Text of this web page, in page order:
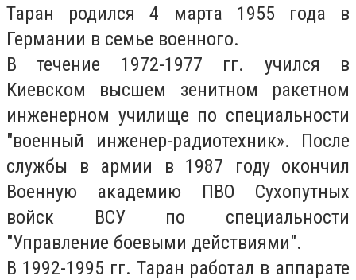
Таран родился 4 марта 1955 года в
Германии в семье военного.
В течение 1972-1977 гг. учился в
Киевском высшем зенитном ракетном
инженерном училище по специальности
"военный инженер-радиотехник». После
службы в армии в 1987 году окончил
Военную академию ПВО Сухопутных
войск ВСУ по специальности
"Управление боевыми действиями".
В 1992-1995 гг. Таран работал в аппарате